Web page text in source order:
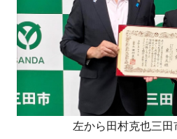
左から田村克也三田